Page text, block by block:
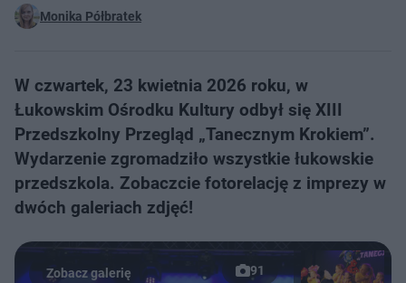
Monika Półbratek
W czwartek, 23 kwietnia 2026 roku, w
Łukowskim Ośrodku Kultury odbył się XIII
Przedszkolny Przegląd „Tanecznym Krokiem”.
Wydarzenie zgromadziło wszystkie łukowskie
przedszkola. Zobaczcie fotorelację z imprezy w
dwóch galeriach zdjęć!
91